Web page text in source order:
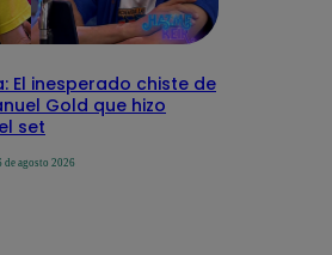
El inesperado chiste de
Gold que hizo
set
de agosto 2026